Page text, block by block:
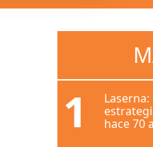
1
hace 70